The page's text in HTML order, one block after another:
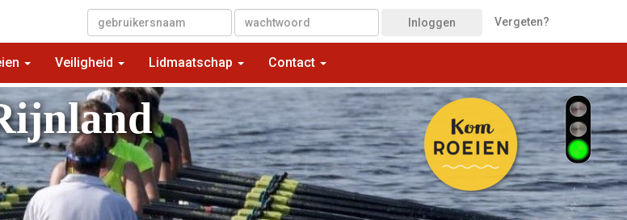
Inloggen Vergeten?
Veiligheid Lidmaatschap Contact